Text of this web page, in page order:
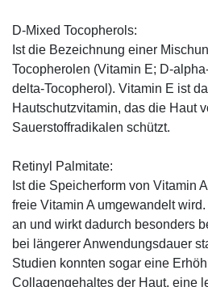
D-Mixed Tocopherols:
Ist die Bezeichnung einer
Tocopherolen (Vitamin E; D-
delta-Tocopherol). Vitamin E ist
Hautschutzvitamin, das die Haut
Sauerstoffradikalen schützt.
Retinyl Palmitate:
Ist die Speicherform von Vitamin
freie Vitamin A umgewandelt
an und wirkt dadurch besonders
bei längerer Anwendungsdauer
Studien konnten sogar eine
Collagengehaltes der Haut, eine